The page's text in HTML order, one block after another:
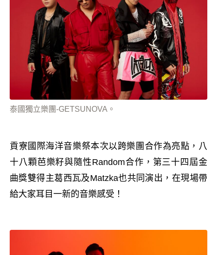
泰國獨立樂團-GETSUNOVA。
貢寮國際海洋音樂祭本次以跨樂團合作為亮點，八
十八顆芭樂籽與隨性Random合作，第三十四屆金
曲獎雙得主葛西瓦及Matzka也共同演出，在現場帶
給大家耳目一新的音樂感受！